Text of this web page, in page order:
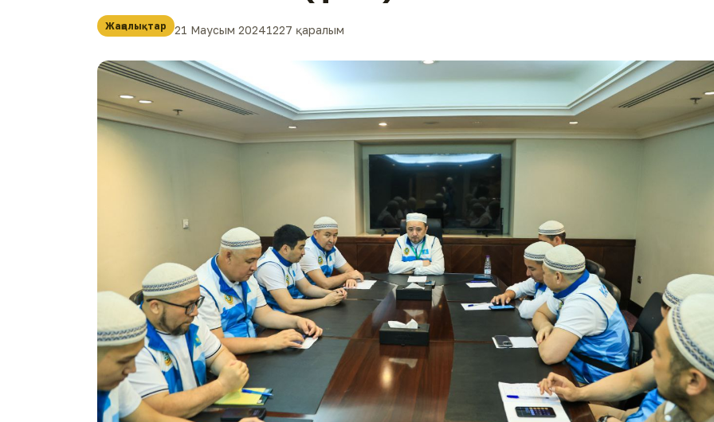
Жаңалықтар 21 Маусым 20241227 қаралым